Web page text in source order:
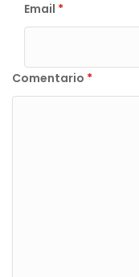
Email *
Comentario *